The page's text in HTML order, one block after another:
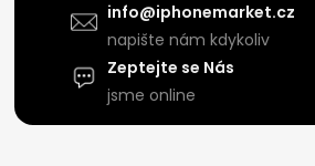
info@iphonemarket.cz
napište nám kdykoliv
Zeptejte se Nás
jsme online